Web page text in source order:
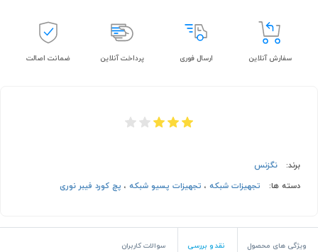
سفارش آنلاین ارسال فوری پرداخت آنلاین ضمانت اصالت
برند:
نگزنس
دسته ها:
تجهیزات شبکه ، تجهیزات پسیو شبکه ، پچ کورد فیبر نوری
ویژگی های محصول نقد و بررسی سوالات کاربران